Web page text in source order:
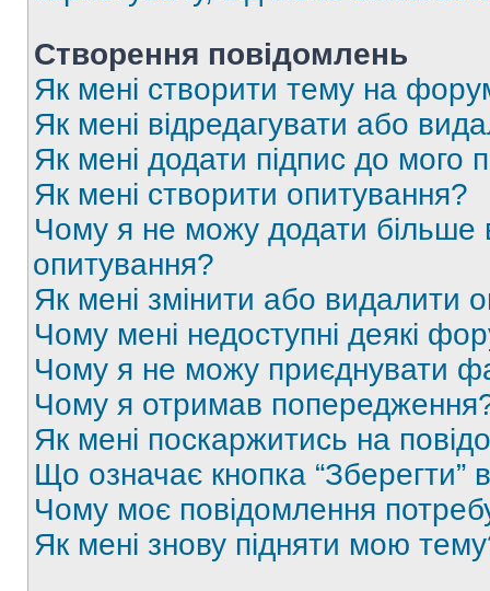
Створення повідомлень
Як мені створити тему на
Як мені відредагувати або
Як мені додати підпис до мого
Як мені створити опитування?
Чому я не можу додати більше
опитування?
Як мені змінити або видалити
Чому мені недоступні деякі
Чому я не можу приєднувати
Чому я отримав
Як мені поскаржитись на
Що означає кнопка
Чому моє повідомлення
Як мені знову підняти мою